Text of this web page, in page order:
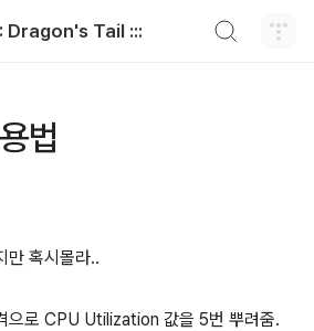
Dragon's Tail :::
법
만 혹시몰라..
로 CPU Utilization 값을 5번 뿌려줌.